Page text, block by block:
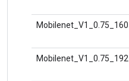
Mobilenet_V1_0.75_160
Mobilenet_V1_0.75_192